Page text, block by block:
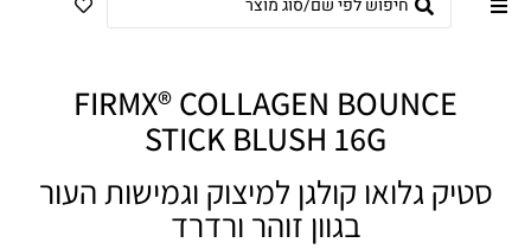
FIRMX® COLLAGEN BOUNCE
STICK BLUSH 16G
סטיק גלואו קולגן למיצוק וגמישות העור
בגוון זוהר ורדרד